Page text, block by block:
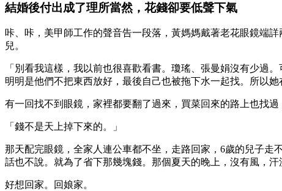
結婚後付出成了理所當然，花錢卻要低聲下氣
咔、咔，美甲師工作的聲音告一段落，黃媽媽戴著老花眼鏡端
兒。
「別看我這樣，我以前也很喜歡看書。瓊瑤、張曼娟沒有少過
明明是他們不把東西放好，最後自己也被拖下水一起找。所以
有一回找不到眼鏡，家裡都要翻了過來，買菜回來的路上也找
「錢不是天上掉下來的。」
那天配完眼鏡，全家人連公車都不坐，走路回家，6歲的兒子
話也不說。就為了省下那幾塊錢。那個夏天的晚上，沒有風，
好想回家。回娘家。